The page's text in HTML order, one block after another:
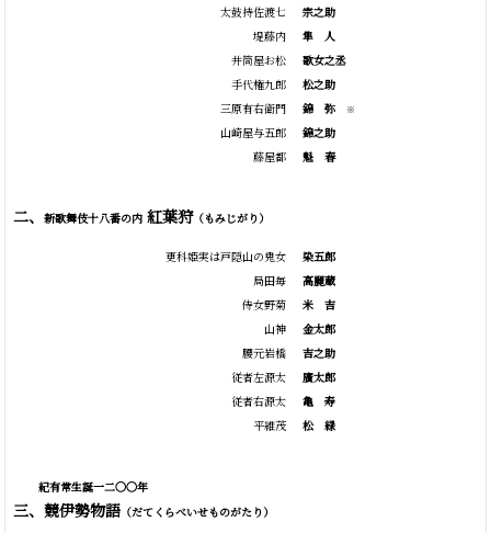
太鼓持佐渡七
堤藤内
井筒屋お松
手代権九郎
三原有右衛門
山崎屋与五郎
藤屋都
宗之助
隼
人
歌女之丞
松之助
錦
弥 ※
錦之助
魁
春
二、 新歌舞伎十八番の内紅葉狩（もみじがり）
更科姫実は戸隠山の鬼女
局田毎
侍女野菊
山神
腰元岩橋
従者左源太
従者右源太
平維茂
染五郎
高麗蔵
米
吉
金太郎
吉之助
廣太郎
亀
寿
松
緑
紀有常生誕一二〇〇年
三、競伊勢物語（だてくらべいせものがたり）